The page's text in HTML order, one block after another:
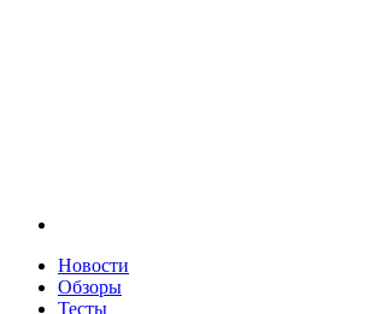
Новости
Обзоры
Тесты